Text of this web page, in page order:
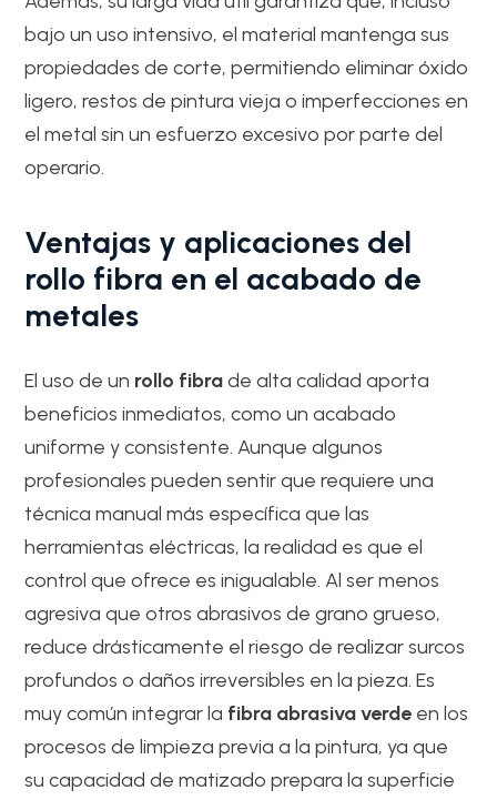
bajo un uso intensivo, el material mantenga sus
propiedades de corte, permitiendo eliminar óxido
ligero, restos de pintura vieja o imperfecciones en
el metal sin un esfuerzo excesivo por parte del
operario.
Ventajas y aplicaciones del
rollo fibra en el acabado de
metales
El uso de un rollo fibrade alta calidad aporta
beneficios inmediatos, como un acabado
uniforme y consistente. Aunque algunos
profesionales pueden sentir que requiere una
técnica manual más específica que las
herramientas eléctricas, la realidad es que el
control que ofrece es inigualable. Al ser menos
agresiva que otros abrasivos de grano grueso,
reduce drásticamente el riesgo de realizar surcos
profundos o daños irreversibles en la pieza. Es
muy común integrar la fibra abrasiva verde en los
procesos de limpieza previa a la pintura, ya que
su capacidad de matizado prepara la superficie